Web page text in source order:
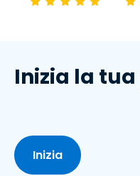
Inizia la
Inizia